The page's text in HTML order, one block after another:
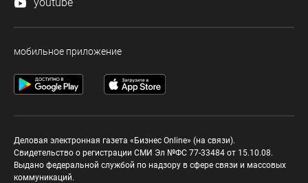
мобильное приложение
Деловая электронная газета «Бизнес Online» (на связи).
Свидетельство о регистрации СМИ Эл №ФС 77-33484 от 15.10.08.
Выдано федеральной службой по надзору в сфере связи и массовых
коммуникаций.